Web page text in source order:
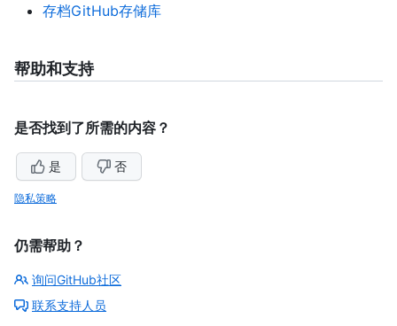
存档GitHub存储库
帮助和支持
是否找到了所需的内容？
是 否
隐私策略
仍需帮助？
询问GitHub社区
联系支持人员